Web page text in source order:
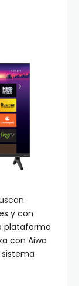
y con
plataforma
con Aiwa